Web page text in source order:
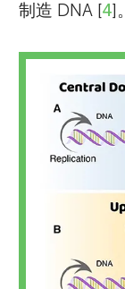
制造 DNA [4]。